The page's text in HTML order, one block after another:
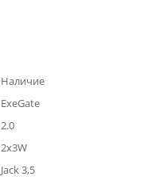
Наличие
ExeGate
2.0
2x3W
Jack 3,5